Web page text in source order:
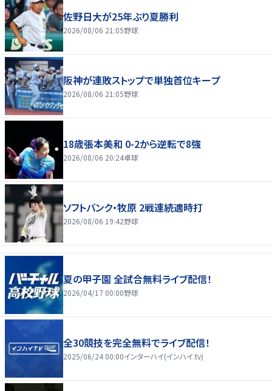
佐野日大が25年ぶり夏勝利
2026/08/06 21:05野球
阪神が連敗ストップで単独首位キープ
2026/08/06 21:05野球
18歳張本美和 0-2から逆転で8強
2026/08/06 20:24卓球
ソフトバンク・牧原 2戦連続適時打
2026/08/06 19:42野球
夏の甲子園 全試合無料ライブ配信！
2026/04/17 00:00野球
全30競技を完全無料でライブ配信！
2025/06/24 00:00インターハイ(インハイ.tv)